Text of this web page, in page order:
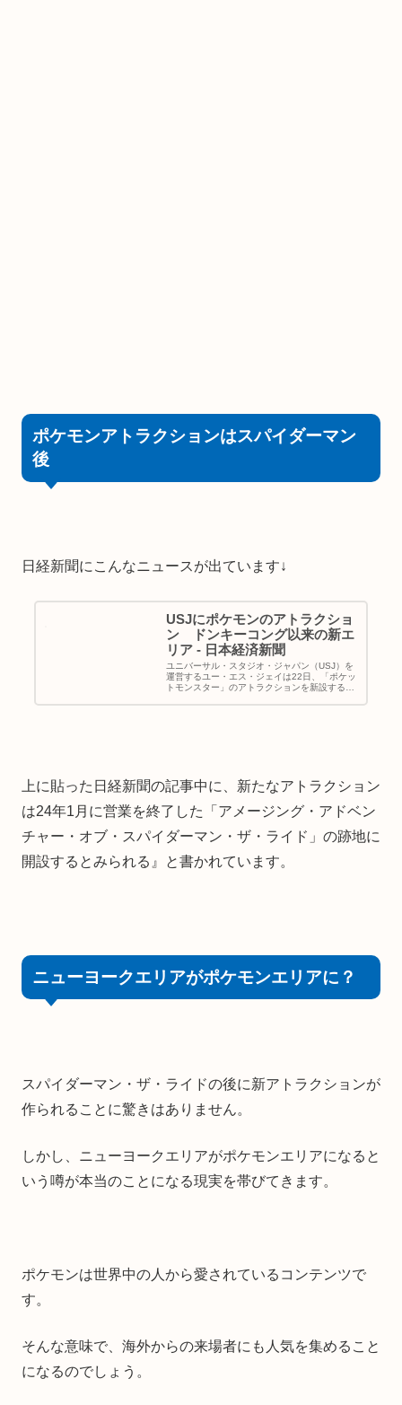
ポケモンアトラクションはスパイダーマン
後
日経新聞にこんなニュースが出ています↓
USJにポケモンのアトラクショ
ン ドンキーコング以来の新エ
リア - 日本経済新聞
ユニバーサル・スタジオ・ジャパン（USJ）を
運営するユー・エス・ジェイは22日、「ポケッ
トモンスター」のアトラクションを新設すると
上に貼った日経新聞の記事中に、新たなアトラクション
は24年1月に営業を終了した「アメージング・アドベン
チャー・オブ・スパイダーマン・ザ・ライド」の跡地に
開設するとみられる』と書かれています。
ニューヨークエリアがポケモンエリアに？
スパイダーマン・ザ・ライドの後に新アトラクションが
作られることに驚きはありません。
しかし、ニューヨークエリアがポケモンエリアになると
いう噂が本当のことになる現実を帯びてきます。
ポケモンは世界中の人から愛されているコンテンツで
す。
そんな意味で、海外からの来場者にも人気を集めること
になるのでしょう。